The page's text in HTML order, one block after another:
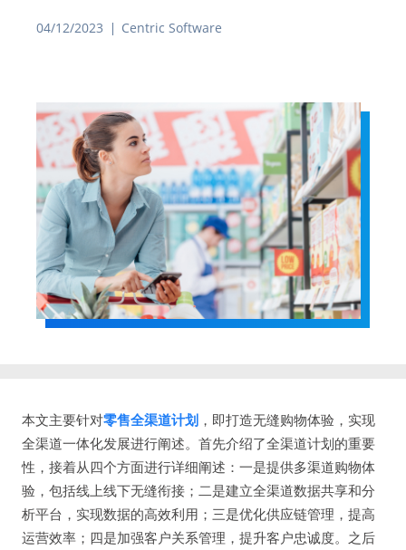
04/12/2023 Centric Software
本文主要针对零售全渠道计划 ，即打造无缝购物体验，实现
全渠道一体化发展进行阐述。首先介绍了全渠道计划的重要
性，接着从四个方面进行详细阐述：一是提供多渠道购物体
验，包括线上线下无缝衔接；二是建立全渠道数据共享和分
析平台，实现数据的高效利用；三是优化供应链管理，提高
运营效率；四是加强客户关系管理，提升客户忠诚度。之后